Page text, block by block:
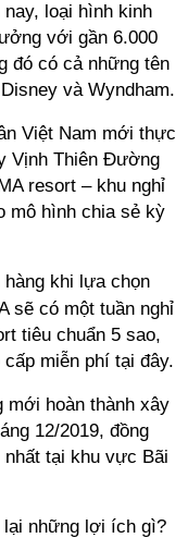
loại hình kinh
với gần 6.000
đó có cả những tên
và Wyndham.
Việt Nam mới thực
Vịnh Thiên Đường
resort – khu nghỉ
mô hình chia sẻ kỳ
khi lựa chọn
sẽ có một tuần nghỉ
tiêu chuẩn 5 sao,
miễn phí tại đây.
mới hoàn thành xây
12/2019, đồng
tại khu vực Bãi
những lợi ích gì?